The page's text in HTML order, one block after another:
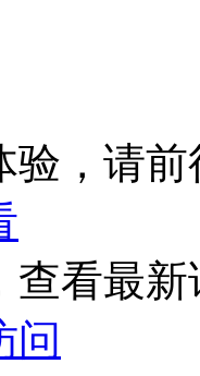
验，请
查看最
问